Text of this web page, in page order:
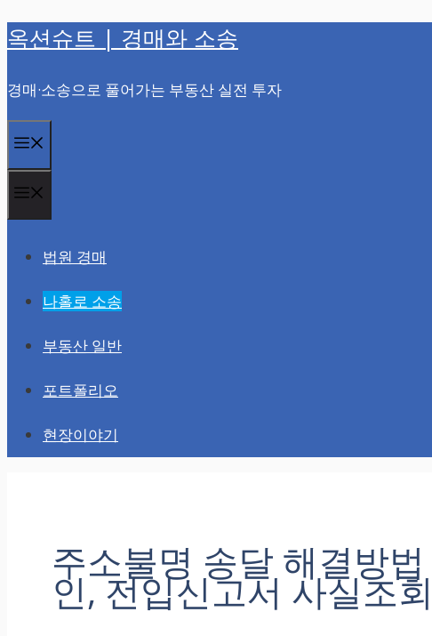
컨
츠
로
너
뛰
옥션슈트 | 경매와 소송
경매·소송으로 풀어가는 부동산 실전 투자
법원 경매
나홀로 소송
부동산 일반
포트폴리오
현장이야기
주소불명 송달 해결방
인, 전입신고서 사실조